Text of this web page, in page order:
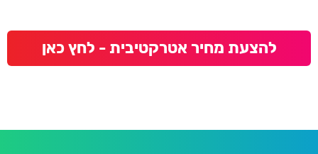
להצעת מחיר אטרקטיבית - לחץ כאן